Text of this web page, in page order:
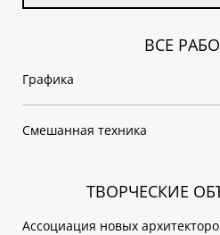
ВСЕ
Графика
Смешанная техника
ТВОРЧЕСКИЕ
Ассоциация новых